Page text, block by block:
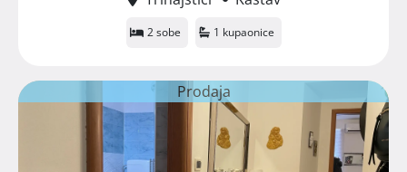
2 sobe 1 kupaonice
Prodaja